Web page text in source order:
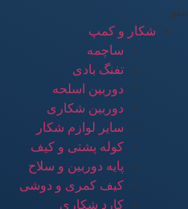
منو
شکار و کمپ
ساچمه
تفنگ بادی
دوربین اسلحه
دوربین شکاری
سایر لوازم شکار
کوله پشتی و کیف
پایه دوربین و سلاح
کیف کمری و دوشی
کارد شکاری